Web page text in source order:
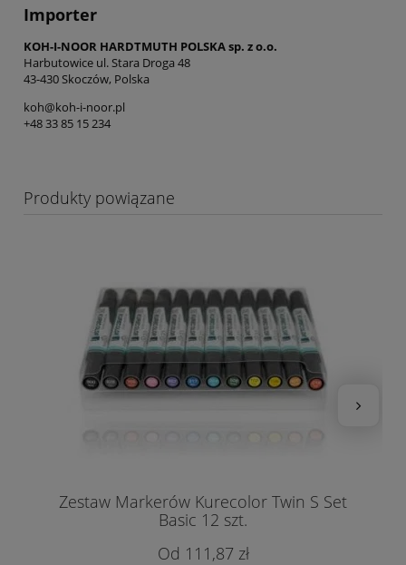
Importer
KOH-I-NOOR HARDTMUTH POLSKA sp. z o.o.
Harbutowice ul. Stara Droga 48
43-430 Skoczów, Polska
koh@koh-i-noor.pl
+48 33 85 15 234
Produkty powiązane
Zestaw Markerów Kurecolor Twin S Set
Basic 12 szt.
111,87 zł